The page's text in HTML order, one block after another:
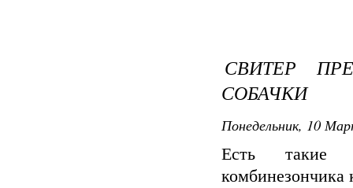
СВИТЕР
СОБАЧКИ
Понедельник, 10
Есть такие
комбинезончика